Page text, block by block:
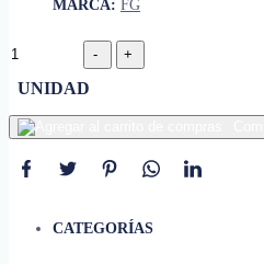
MARCA: FG
UNIDAD
CATEGORÍAS